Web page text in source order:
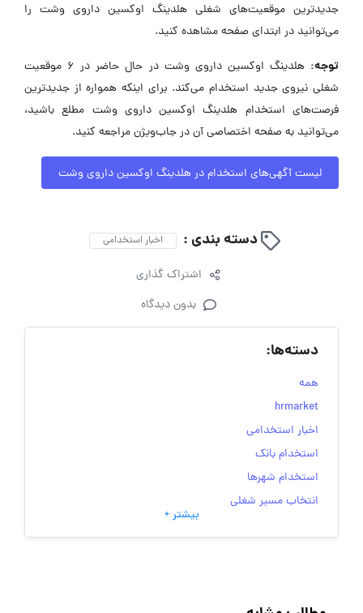
جدیدترین موقعیت‌های شغلی هلدینگ اوکسین داروی وشت را
می‌توانید در ابتدای صفحه مشاهده کنید.
توجه:
هلدینگ اوکسین داروی وشت در حال حاضر در ۶ موقعیت
شغلی نیروی جدید استخدام می‌کند. برای اینکه همواره از جدیدترین
فرصت‌های استخدام هلدینگ اوکسین داروی وشت مطلع باشید،
می‌توانید به صفحه اختصاصی آن در جاب‌ویژن مراجعه کنید.
لیست آگهی‌های استخدام در هلدینگ اوکسین داروی وشت
دسته بندی : اخبار استخدامی
اشتراک گذاری
بدون دیدگاه
دسته‌ها:
همه
hrmarket
اخبار استخدامی
استخدام بانک
استخدام شهرها
انتخاب مسیر شغلی
به‌روزرسانی‌های سایت (کارجویی)
بیشتر +